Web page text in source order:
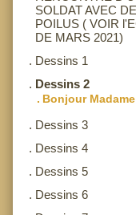
SOLDAT AVEC
POILUS ( VOIR
DE MARS 2021)
. Dessins 1
. Dessins 2
. Bonjour Madame
. Dessins 3
. Dessins 4
. Dessins 5
. Dessins 6